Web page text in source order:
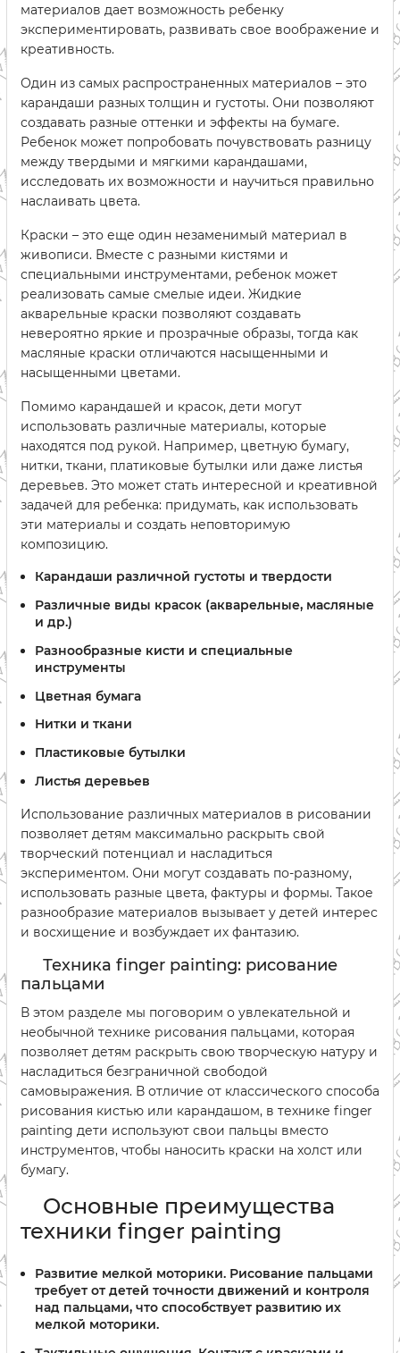
материалов дает возможность ребенку
экспериментировать, развивать свое воображение и
креативность.
Один из самых распространенных материалов – это
карандаши разных толщин и густоты. Они позволяют
создавать разные оттенки и эффекты на бумаге.
Ребенок может попробовать почувствовать разницу
между твердыми и мягкими карандашами,
исследовать их возможности и научиться правильно
наслаивать цвета.
Краски – это еще один незаменимый материал в
живописи. Вместе с разными кистями и
специальными инструментами, ребенок может
реализовать самые смелые идеи. Жидкие
акварельные краски позволяют создавать
невероятно яркие и прозрачные образы, тогда как
масляные краски отличаются насыщенными и
насыщенными цветами.
Помимо карандашей и красок, дети могут
использовать различные материалы, которые
находятся под рукой. Например, цветную бумагу,
нитки, ткани, платиковые бутылки или даже листья
деревьев. Это может стать интересной и креативной
задачей для ребенка: придумать, как использовать
эти материалы и создать неповторимую
композицию.
Карандаши различной густоты и твердости
Различные виды красок (акварельные, масляные
и др.)
Разнообразные кисти и специальные
инструменты
Цветная бумага
Нитки и ткани
Пластиковые бутылки
Листья деревьев
Использование различных материалов в рисовании
позволяет детям максимально раскрыть свой
творческий потенциал и насладиться
экспериментом. Они могут создавать по-разному,
использовать разные цвета, фактуры и формы. Такое
разнообразие материалов вызывает у детей интерес
и восхищение и возбуждает их фантазию.
Техника finger painting: рисование
пальцами
В этом разделе мы поговорим о увлекательной и
необычной технике рисования пальцами, которая
позволяет детям раскрыть свою творческую натуру и
насладиться безграничной свободой
самовыражения. В отличие от классического способа
рисования кистью или карандашом, в технике finger
painting дети используют свои пальцы вместо
инструментов, чтобы наносить краски на холст или
бумагу.
Основные преимущества
техники finger painting
Развитие мелкой моторики. Рисование пальцами
требует от детей точности движений и контроля
над пальцами, что способствует развитию их
мелкой моторики.